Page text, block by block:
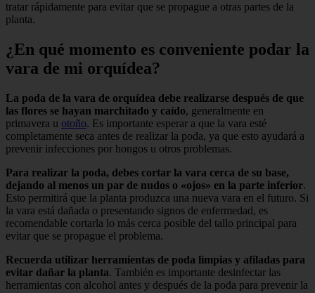
tratar rápidamente para evitar que se propague a otras partes de la
planta.
¿En qué momento es conveniente podar la
vara de mi orquídea?
La poda de la vara de orquídea debe realizarse después de que
las flores se hayan marchitado y caído, generalmente en
primavera u otoño. Es importante esperar a que la vara esté
completamente seca antes de realizar la poda, ya que esto ayudará a
prevenir infecciones por hongos u otros problemas.
Para realizar la poda, debes cortar la vara cerca de su base,
dejando al menos un par de nudos o «ojos» en la parte inferior.
Esto permitirá que la planta produzca una nueva vara en el futuro. Si
la vara está dañada o presentando signos de enfermedad, es
recomendable cortarla lo más cerca posible del tallo principal para
evitar que se propague el problema.
Recuerda utilizar herramientas de poda limpias y afiladas para
evitar dañar la planta. También es importante desinfectar las
herramientas con alcohol antes y después de la poda para prevenir la